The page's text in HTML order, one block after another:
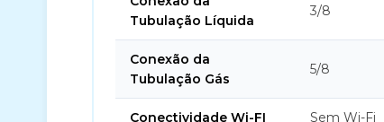
Tubulação Líquida
3/8
Conexão da
Tubulação Gás
5/8
Conectividade Wi-FI Sem Wi-Fi